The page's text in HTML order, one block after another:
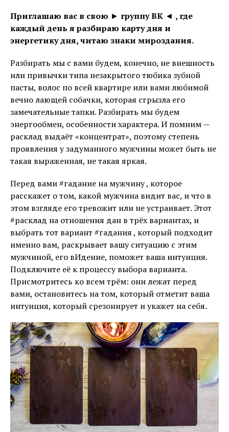
Приглашаю вас в свою ► группу ВК ◄ , где
каждый день я разбираю карту дня и
энергетику дня, читаю знаки мироздания.
Разбирать мы с вами будем, конечно, не внешность
или привычки типа незакрытого тюбика зубной
пасты, волос по всей квартире или вами любимой
вечно лающей собачки, которая сгрызла его
замечательные тапки. Разбирать мы будем
энергообмен, особенности характера. И помним —
расклад выдаёт «концентрат», поэтому степень
проявления у задуманного мужчины может быть не
такая выраженная, не такая яркая.
Перед вами #гадание на мужчину , которое
расскажет о том, какой мужчина видит вас, и что в
этом взгляде его тревожит или не устраивает. Этот
#расклад на отношения дан в трёх вариантах, и
выбрать тот вариант #гадания , который подходит
именно вам, раскрывает вашу ситуацию с этим
мужчиной, его вИдение, поможет ваша интуиция.
Подключите её к процессу выбора варианта.
Присмотритесь ко всем трём: они лежат перед
вами, остановитесь на том, который отметит ваша
интуиция, который срезонирует и укажет на себя.